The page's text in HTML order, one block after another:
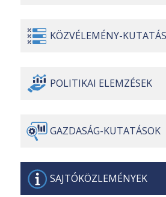
KÖZVÉLEMÉNY-
POLITIKAI ELEMZÉSEK
GAZDASÁG-KUTATÁSOK
SAJTÓKÖZLEMÉNYEK